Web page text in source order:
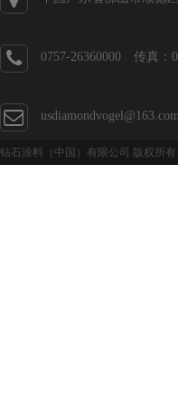
0757-26360000 传真：
usdiamondvogel@163.com
钻石涂料（中国）有限公司 版权所